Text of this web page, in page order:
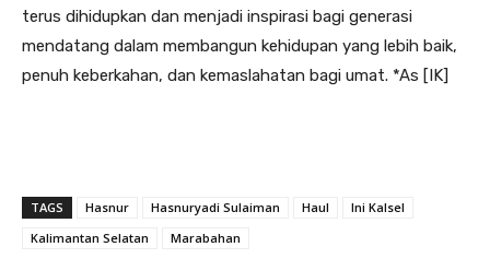
terus dihidupkan dan menjadi inspirasi bagi generasi
mendatang dalam membangun kehidupan yang lebih baik,
penuh keberkahan, dan kemaslahatan bagi umat. *As [IK]
TAGS Hasnur Hasnuryadi Sulaiman Haul
Ini Kalsel
Kalimantan Selatan
Marabahan